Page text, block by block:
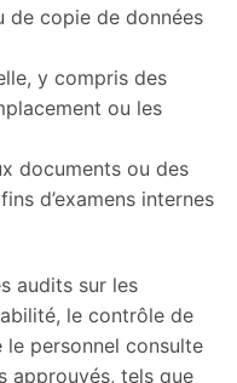
de copie de données
y compris des
ou les
documents ou des
d’examens internes
audits sur les
le contrôle de
personnel consulte
approuvés, tels que